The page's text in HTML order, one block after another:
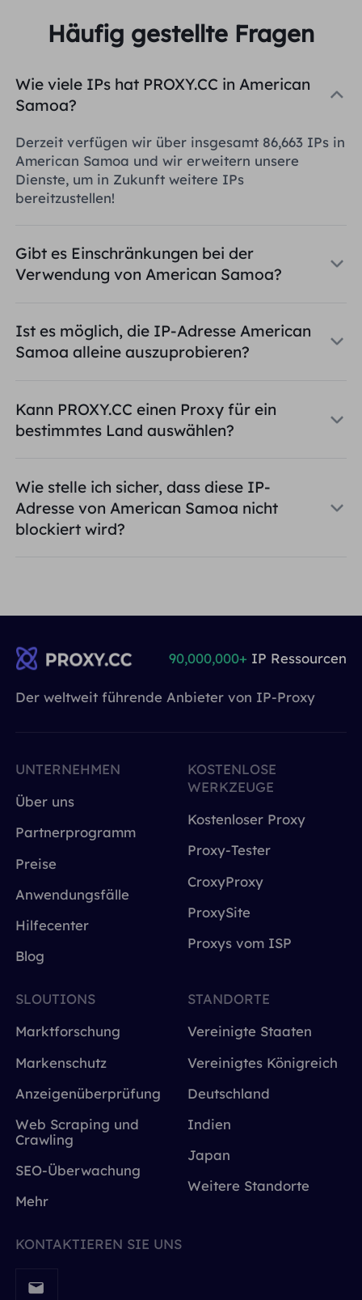
Häufig gestellte Fragen
Wie viele IPs hat PROXY.CC in American
Samoa?
Derzeit verfügen wir über insgesamt 86,663 IPs in
American Samoa und wir erweitern unsere
Dienste, um in Zukunft weitere IPs
bereitzustellen!
Gibt es Einschränkungen bei der
Verwendung von American Samoa?
Ist es möglich, die IP-Adresse American
Samoa alleine auszuprobieren?
Kann PROXY.CC einen Proxy für ein
bestimmtes Land auswählen?
Wie stelle ich sicher, dass diese IP-
Adresse von American Samoa nicht
blockiert wird?
Der weltweit führende Anbieter von IP-Proxy
90,000,000+ IP Ressourcen
UNTERNEHMEN
Über uns
Partnerprogramm
Preise
Anwendungsfälle
Hilfecenter
Blog
KOSTENLOSE
WERKZEUGE
Kostenloser Proxy
Proxy-Tester
CroxyProxy
ProxySite
Proxys vom ISP
SLOUTIONS
Marktforschung
Markenschutz
Anzeigenüberprüfung
Web Scraping und
Crawling
SEO-Überwachung
Mehr
STANDORTE
Vereinigte Staaten
Vereinigtes Königreich
Deutschland
Indien
Japan
Weitere Standorte
KONTAKTIEREN SIE UNS